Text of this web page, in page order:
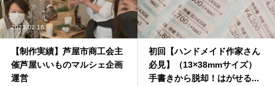
2023.02.16
【制作実績】芦屋市商工会主
催芦屋いいものマルシェ企画
運営
初回【ハンドメイド作家さん
必見】（13×38mmサイズ）
手書きから脱却！はがせる...